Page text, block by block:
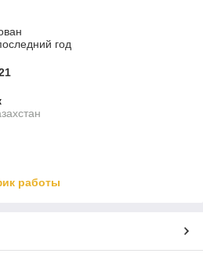
год
работы